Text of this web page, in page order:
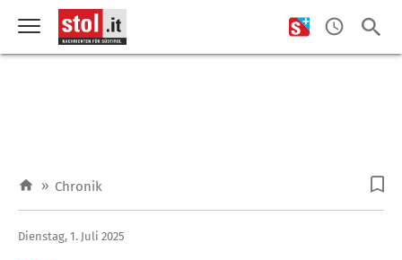
» Chronik
Dienstag, 1. Juli 2025